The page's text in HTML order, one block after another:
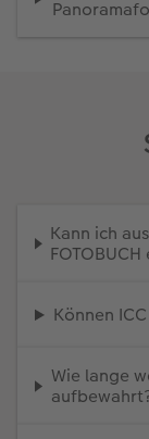
Kann ich
Können
Wie lange